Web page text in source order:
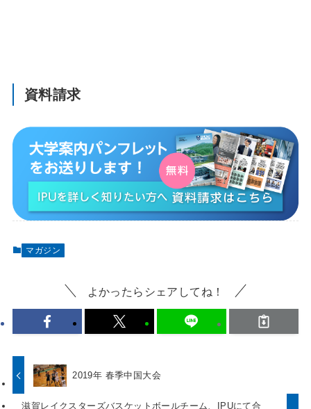
資料請求
マガジン
よかったらシェアしてね！
2019年 春季中国大会
滋賀レイクスターズバスケットボールチーム、IPUにて合